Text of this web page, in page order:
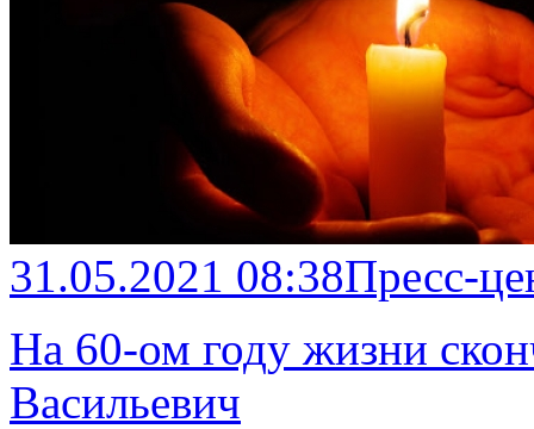
31.05.2021 08:38Пресс-
На 60-ом году жизни
Васильевич